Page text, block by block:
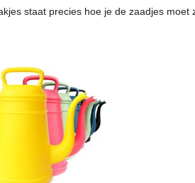
staat precies hoe je de zaadjes moet